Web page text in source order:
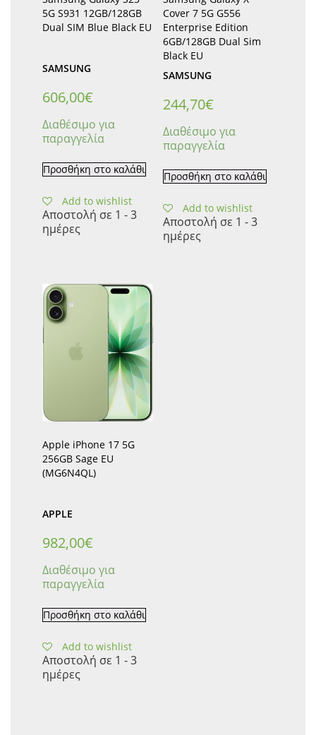
5G S931 12GB/128GB
Dual SIM Blue Black EU
SAMSUNG
606,00€
Διαθέσιμο για
παραγγελία
Προσθήκη στο καλάθι
Add to wishlist
Αποστολή σε 1 - 3
ημέρες
Cover 7 5G G556
Enterprise Edition
6GB/128GB Dual Sim
Black EU
SAMSUNG
244,70€
Διαθέσιμο για
παραγγελία
Προσθήκη στο καλάθι
Add to wishlist
Αποστολή σε 1 - 3
ημέρες
Apple iPhone 17 5G
256GB Sage EU
(MG6N4QL)
APPLE
982,00€
Διαθέσιμο για
παραγγελία
Προσθήκη στο καλάθι
Add to wishlist
Αποστολή σε 1 - 3
ημέρες